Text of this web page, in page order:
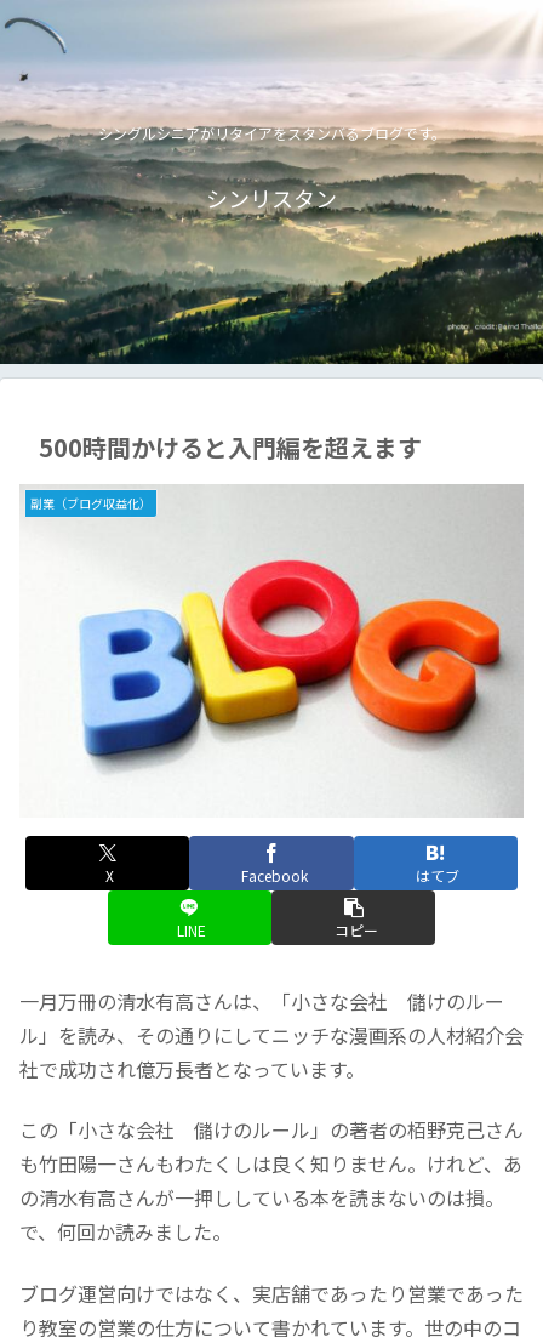
シングルシニアがリタイアをスタンバるブログです。
シンリスタン
500時間かけると入門編を超えます
副業（ブログ収益化）
X Facebook はてブ
LINE コピー
一月万冊の清水有高さんは、「小さな会社 儲けのルー
ル」を読み、その通りにしてニッチな漫画系の人材紹介会
社で成功され億万長者となっています。
この「小さな会社 儲けのルール」の著者の栢野克己さん
も竹田陽一さんもわたくしは良く知りません。けれど、あ
の清水有高さんが一押ししている本を読まないのは損。
で、何回か読みました。
ブログ運営向けではなく、実店舗であったり営業であった
り教室の営業の仕方について書かれています。世の中のコ